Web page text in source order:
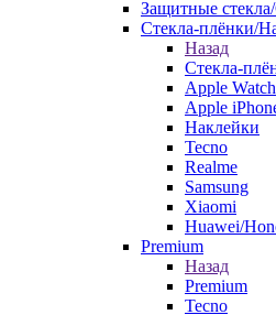
Защитные
Стекла-плёнки/
Назад
Стекла-
Apple Watch
Apple
Наклейки
Tecno
Realme
Samsung
Xiaomi
Huawei/
Premium
Назад
Premium
Tecno